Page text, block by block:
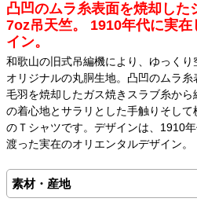
凸凹のムラ糸表面を焼却した
7oz吊天竺。 1910年代に実
イン。
和歌山の旧式吊編機により、ゆっく
オリジナルの丸胴生地。凸凹のムラ糸
毛羽を焼却したガス焼きスラブ糸か
の着心地とサラリとした手触りそし
のＴシャツです。デザインは、1910
渡った実在のオリエンタルデザイン。
素材・産地